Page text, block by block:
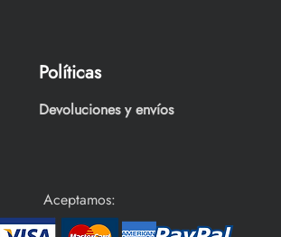
Políticas
Devoluciones y envíos
Aceptamos: